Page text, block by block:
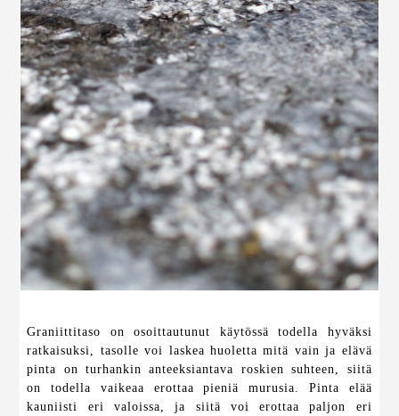
Graniittitaso on osoittautunut käytössä todella hyväksi
ratkaisuksi, tasolle voi laskea huoletta mitä vain ja elävä
pinta on turhankin anteeksiantava roskien suhteen, siitä
on todella vaikeaa erottaa pieniä murusia. Pinta elää
kauniisti eri valoissa, ja siitä voi erottaa paljon eri